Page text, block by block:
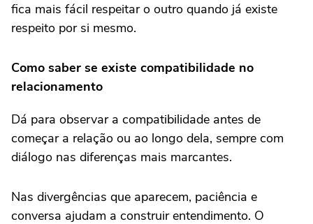
fica mais fácil respeitar o outro quando já existe
respeito por si mesmo.
Como saber se existe compatibilidade no
relacionamento
Dá para observar a compatibilidade antes de
começar a relação ou ao longo dela, sempre com
diálogo nas diferenças mais marcantes.
Nas divergências que aparecem, paciência e
conversa ajudam a construir entendimento. O